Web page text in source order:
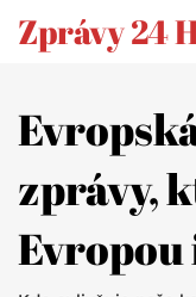
Zprávy 24
zprávy,
Evropou